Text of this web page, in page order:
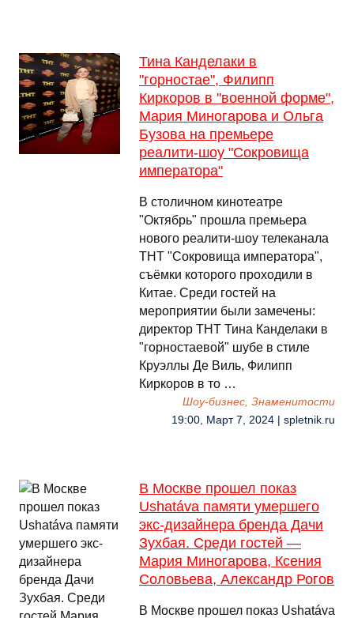
Тина Канделаки в
"горностае", Филипп
Киркоров в "военной форме",
Мария Миногарова и Ольга
Бузова на премьере
реалити-шоу "Сокровища
императора"
В столичном кинотеатре
"Октябрь" прошла премьера
нового реалити-шоу телеканала
ТНТ "Сокровища императора",
съёмки которого проходили в
Китае. Среди гостей на
мероприятии были замечены:
директор ТНТ Тина Канделаки в
"горностаевой" шубе в стиле
Круэллы Де Виль, Филипп
Киркоров в то …
Шоу-бизнес, Знаменитости
19:00, Март 7, 2024 | spletnik.ru
В Москве прошел показ
Ushatáva памяти умершего
экс-дизайнера бренда Дачи
Зухбая. Среди гостей —
Мария Миногарова, Ксения
Соловьева, Александр Рогов
В Москве прошел показ Ushatáva